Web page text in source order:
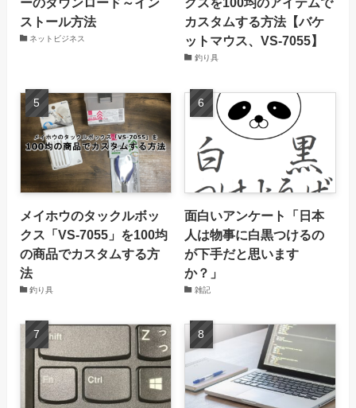
ストール方法
ネットビジネス
カスタムする方法【バケ
ットマウス、VS-7055】
釣り具
メイホウのタックルボッ
クス「VS-7055」を100均
の商品でカスタムする方
法
釣り具
面白いアンケート「日本
人は物事に白黒つけるの
が下手だと思います
か？」
雑記